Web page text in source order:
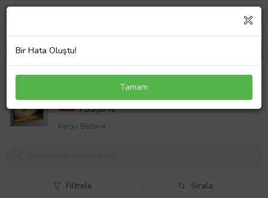
Kanvas Tablo Pembe Çiçekli Ağaç Ve Salıncak
%20 1000,00 TL
799,00 TL
Kargo Bedava
Filtrele Sırala
Bir Hata Oluştu!
Tamam